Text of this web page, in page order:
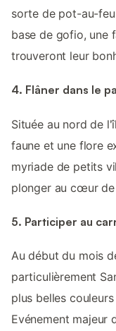
sorte de pot-au-
base de gofio, une
trouveront leur
4. Flâner dans le
Située au nord de
faune et une flore
myriade de petits
plonger au cœur de
5. Participer au
Au début du mois
particulièrement
plus belles
Evénement majeur